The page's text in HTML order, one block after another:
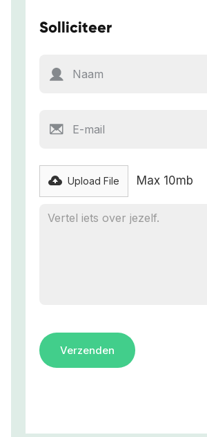
Solliciteer
Upload File Max 10mb